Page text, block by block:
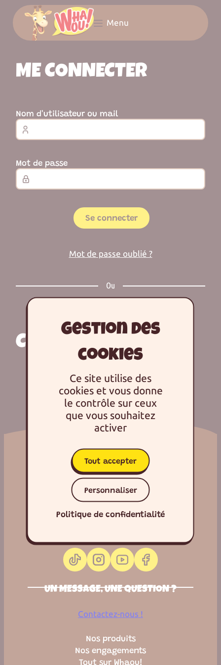
Panneau de gestion des cookies
Ce site utilise des
cookies et vous donne
le contrôle sur ceux
que vous souhaitez
activer
Tout accepter
Personnaliser
Politique de confidentialité
Menu
ME CONNECTER
Nom d'utilisateur ou mail
Mot de passe
Se connecter
Mot de passe oublié ?
Ou
C'EST MA PREMIÈRE
FOIS ICI
Créer un compte
Retourner à la page "Pause Whaou!"
Nos produits
Nos engagements
Tout sur Whaou!
LES RÉSEAUX COMPLÈTEMENT
UN MESSAGE, UNE QUESTION ?
Contactez-nous !